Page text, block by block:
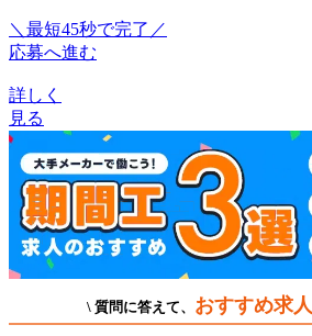
＼最短45秒で完了／
応募へ進む
詳しく
見る
\ 質問に答えて、 おすすめ求人